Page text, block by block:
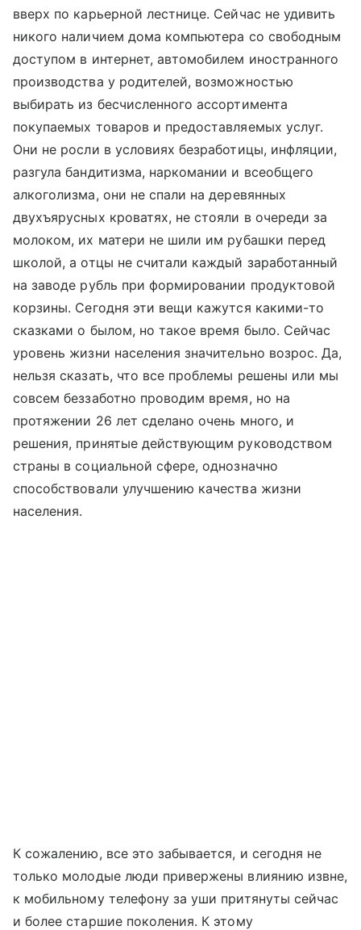
вверх по карьерной лестнице. Сейчас не удивить
никого наличием дома компьютера со свободным
доступом в интернет, автомобилем иностранного
производства у родителей, возможностью
выбирать из бесчисленного ассортимента
покупаемых товаров и предоставляемых услуг.
Они не росли в условиях безработицы, инфляции,
разгула бандитизма, наркомании и всеобщего
алкоголизма, они не спали на деревянных
двухъярусных кроватях, не стояли в очереди за
молоком, их матери не шили им рубашки перед
школой, а отцы не считали каждый заработанный
на заводе рубль при формировании продуктовой
корзины. Сегодня эти вещи кажутся какими-то
сказками о былом, но такое время было. Сейчас
уровень жизни населения значительно возрос. Да,
нельзя сказать, что все проблемы решены или мы
совсем беззаботно проводим время, но на
протяжении 26 лет сделано очень много, и
решения, принятые действующим руководством
страны в социальной сфере, однозначно
способствовали улучшению качества жизни
населения.
К сожалению, все это забывается, и сегодня не
только молодые люди привержены влиянию извне,
к мобильному телефону за уши притянуты сейчас
и более старшие поколения. К этому